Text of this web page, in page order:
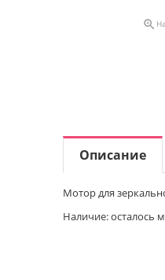

Описание
Мотор для
Наличие: осталось